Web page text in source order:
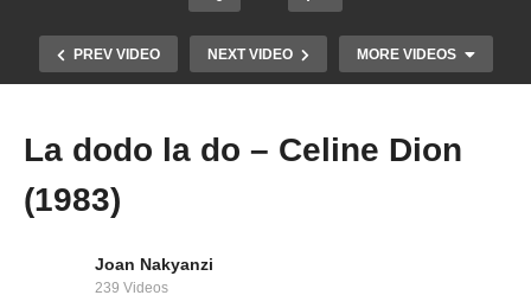
PREV VIDEO NEXT VIDEO MORE VIDEOS
La dodo la do – Celine Dion
(1983)
Joan Nakyanzi
239 Videos